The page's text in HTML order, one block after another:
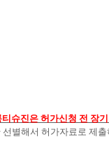
티슈진은 허가신청 전 장
별해서 허가자료로 제출